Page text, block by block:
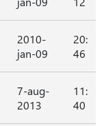
2010-
jan-09
20:
46
7-aug-
2013
11:
40